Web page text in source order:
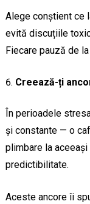
Alege conștient ce
evită discuțiile
Fiecare pauză de
Creează-ți
În perioadele
și constante — o
plimbare la
predictibilitate.
Aceste ancore îi